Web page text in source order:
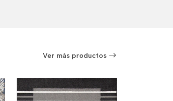
Ver más productos